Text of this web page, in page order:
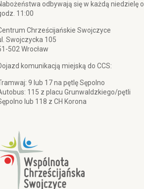
odbywają się w każdą niedzielę o
11:00
Chrześcijańskie Swojczyce
Swojczycka 105
502 Wrocław
komunikacją miejską do CCS:
9 lub 17 na pętlę Sępolno
115 z placu Grunwaldzkiego/pętli
lub 118 z CH Korona